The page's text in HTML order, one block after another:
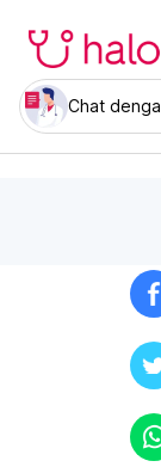
Chat